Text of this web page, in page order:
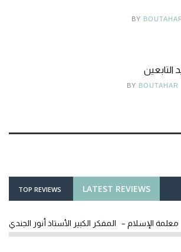
BY
BY BOUTAHAR
LATEST REVIEWS
TOP REVIEWS
معلمة الإسلام – المفكر الكبير الأستاذ أنور الجندي